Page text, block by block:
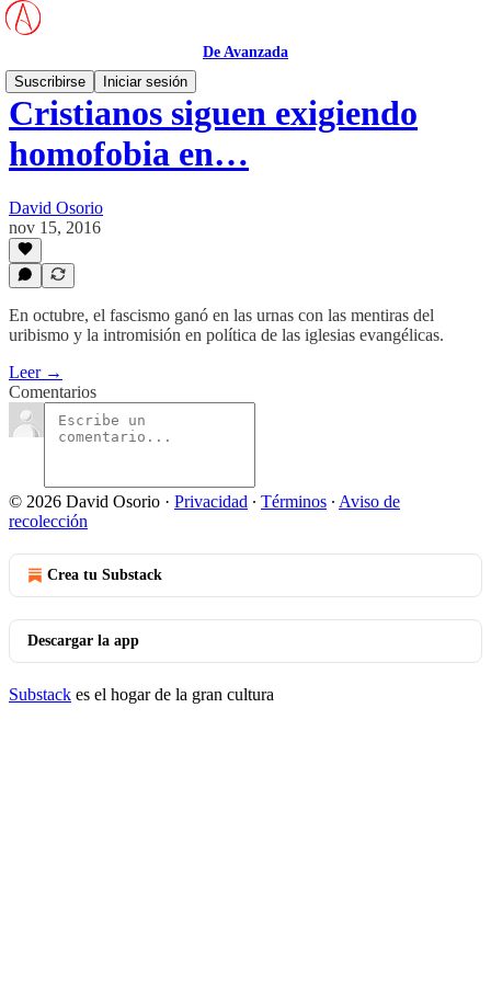
De Avanzada
Suscribirse
Iniciar sesión
Cristianos siguen exigiendo
homofobia en…
David Osorio
nov 15, 2016
En octubre, el fascismo ganó en las urnas con las mentiras del
uribismo y la intromisión en política de las iglesias evangélicas.
Leer →
Comentarios
© 2026 David Osorio · Privacidad ∙ Términos ∙ Aviso de
recolección
Crea tu Substack
Descargar la app
Substack es el hogar de la gran cultura